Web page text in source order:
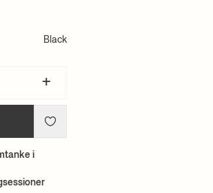
Black
+
i